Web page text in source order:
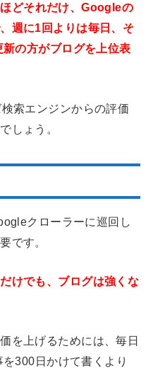
どそれだけ、Googleの
週に1回よりは毎日、そ
の方がブログを上位表
索エンジンからの評価
しょう。
クローラーに巡回し
です。
けでも、ブログは強くな
を上げるためには、毎日
300日かけて書くより